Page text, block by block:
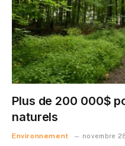
Plus de 200 000$
naturels
Environnement novembre